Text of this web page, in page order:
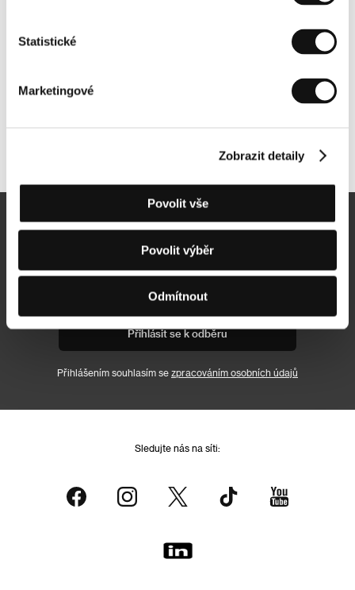
Statistické
Marketingové
Zobrazit detaily
Povolit vše
Povolit výběr
Odmítnout
Newsletter
Přihlásit se k odběru
Přihlášením souhlasím se zpracováním osobních údajů
Sledujte nás na síti: